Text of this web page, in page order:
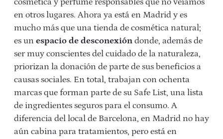
cosmética y perfume responsables que no veíamos
en otros lugares. Ahora ya está en Madrid y es
mucho más que una tienda de cosmética natural;
es un espacio de desconexión donde, además de
ser muy conscientes del cuidado de la naturaleza,
priorizan la donación de parte de sus beneficios a
causas sociales. En total, trabajan con ochenta
marcas que forman parte de su Safe List, una lista
de ingredientes seguros para el consumo. A
diferencia del local de Barcelona, en Madrid no hay
aún cabina para tratamientos, pero está en